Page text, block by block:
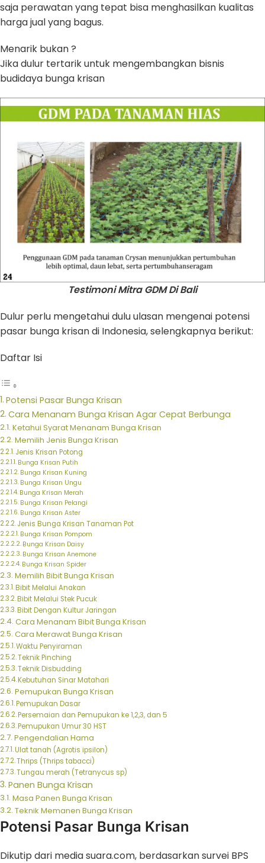
saja perawatan yang tepat bisa menghasilkan kualitas
harga jual yang bagus.
Menarik bukan ?
Jika dulur tertarik untuk mengembangkan bisnis
budidaya bunga krisan
Testimoni Mitra GDM Di Bali
Dulur perlu mengetahui dulu ulasan mengenai potensi
pasar bunga krisan di Indonesia, selengkapnya berikut:
Daftar Isi
Potensi Pasar Bunga Krisan
Cara Menanam Bunga Krisan Agar Cepat Berbunga
Ketahui Syarat Menanam Bunga Krisan
Memilih Jenis Bunga Krisan
Jenis Krisan Potong
Bunga Krisan Putih
Bunga Krisan Kuning
Bunga Krisan Ungu
Bunga Krisan Merah
Bunga Krisan Pelangi
Bunga Krisan Aster
Jenis Bunga Krisan Tanaman Pot
Bunga Krisan Pompom
Bunga Krisan Daisy
Bunga Krisan Anemone
Bunga Krisan Spider
Memilih Bibit Bunga Krisan
Bibit Melalui Anakan
Bibit Melalui Stek Pucuk
Bibit Dengan Kultur Jaringan
Cara Menanam Bibit Bunga Krisan
Cara Merawat Bunga Krisan
Waktu Penyiraman
Teknik Pinching
Teknik Disbudding
Kebutuhan Sinar Matahari
Pemupukan Bunga Krisan
Pemupukan Dasar
Persemaian dan Pemupukan ke 1,2,3, dan 5
Pemupukan Umur 30 HST
Pengendalian Hama
Ulat tanah (Agrotis ipsilon)
Thrips (Thrips tabacci)
Tungau merah (Tetranycus sp)
Panen Bunga Krisan
Masa Panen Bunga Krisan
Teknik Memanen Bunga Krisan
Potensi Pasar Bunga Krisan
Dikutip dari media suara.com, berdasarkan survei BPS